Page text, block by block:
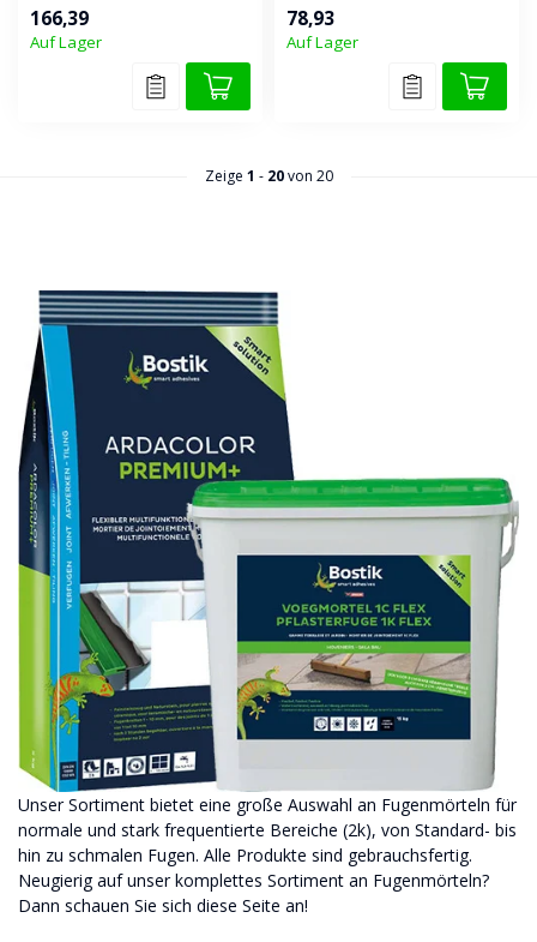
Fugenmasse. Geeign...
166,39
Auf Lager
Feinsteinzeug, Ter...
78,93
Auf Lager
Zeige 1 - 20von 20
Unser Sortiment bietet eine große Auswahl an Fugenmörteln für
normale und stark frequentierte Bereiche (2k), von Standard- bis
hin zu schmalen Fugen. Alle Produkte sind gebrauchsfertig.
Neugierig auf unser komplettes Sortiment an Fugenmörteln?
Dann schauen Sie sich diese Seite an!